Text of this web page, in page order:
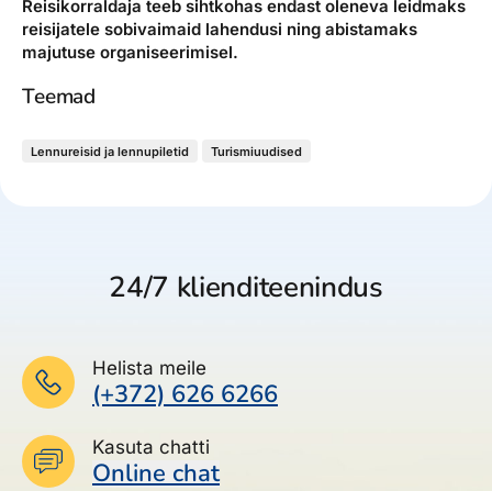
Reisikorraldaja teeb sihtkohas endast oleneva leidmaks
reisijatele sobivaimaid lahendusi ning abistamaks
majutuse organiseerimisel.
Teemad
Lennureisid ja lennupiletid Turismiuudised
24/7 klienditeenindus
Helista meile
(+372) 626 6266
Kasuta chatti
Online chat